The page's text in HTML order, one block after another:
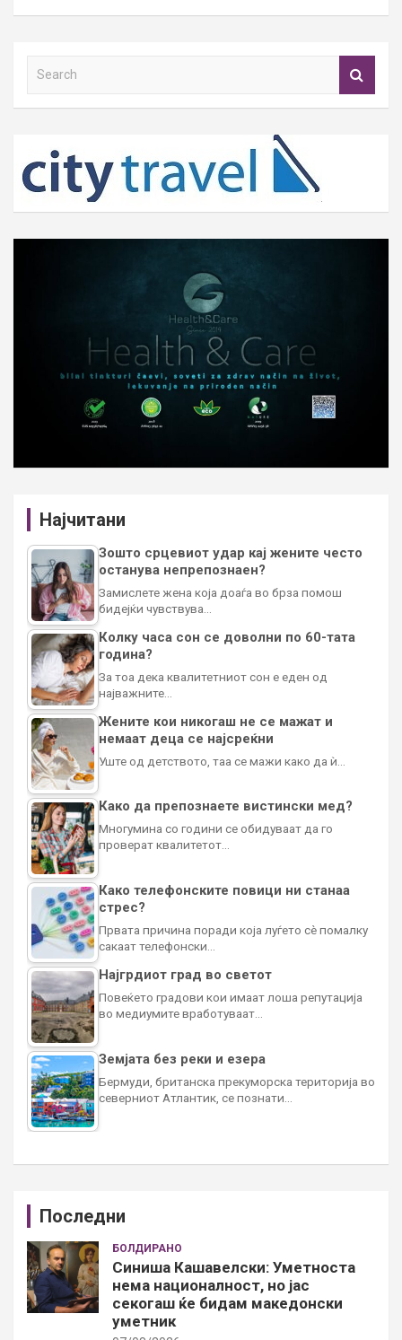
h
Најчитани
Зошто срцевиот удар кај жените често
останува непрепознаен?
Замислете жена која доаѓа во брза помош
бидејќи чувствува…
Колку часа сон се доволни по 60-тата
година?
За тоа дека квалитетниот сон е еден од
најважните…
Жените кои никогаш не се мажат и
немаат деца се најсреќни
Уште од детството, таа се мажи како да ѝ…
Како да препознаете вистински мед?
Многумина со години се обидуваат да го
проверат квалитетот…
Како телефонските повици ни станаа
стрес?
Првата причина поради која луѓето сè помалку
сакаат телефонски…
Најгрдиот град во светот
Повеќето градови кои имаат лоша репутација
во медиумите вработуваат…
Земјата без реки и езера
Бермуди, британска прекуморска територија во
северниот Атлантик, се познати…
Последни
БОЛДИРАНО
Синиша Кашавелски: Уметноста
нема националност, но јас
секогаш ќе бидам македонски
уметник